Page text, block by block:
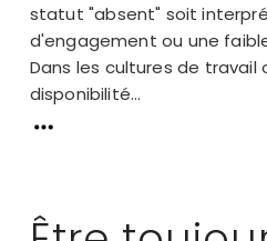
statut "absent" soit
d'engagement ou une
Dans les cultures de travail
disponibilité...